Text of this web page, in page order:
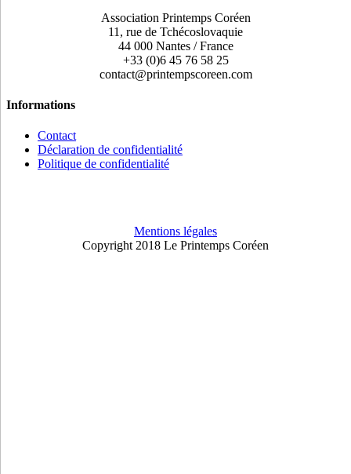
Association Printemps Coréen
11, rue de Tchécoslovaquie
44 000 Nantes / France
+33 (0)6 45 76 58 25
contact@printempscoreen.com
Informations
Contact
Déclaration de confidentialité
Politique de confidentialité
Mentions légales
Copyright 2018 Le Printemps Coréen